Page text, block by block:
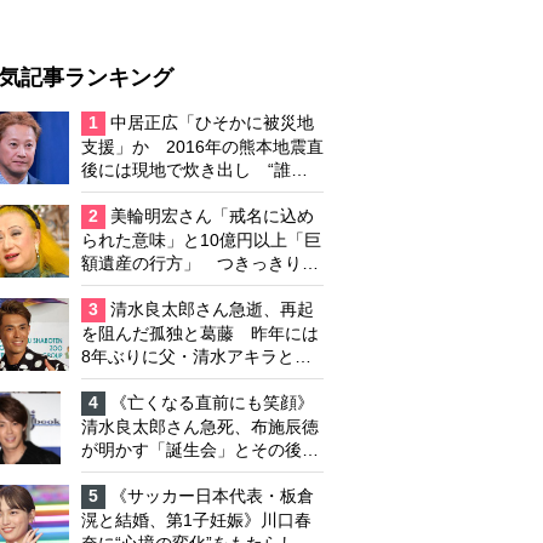
記事ランキング
1
中居正広「ひそかに被災地
支援」か 2016年の熊本地震直
後には現地で炊き出し “誰に
も知られなくて良い”と、むし
ろ強まる福祉活動への思い
2
美輪明宏さん「戒名に込め
られた意味」と10億円以上「巨
額遺産の行方」 つきっきりで
私生活をサポートしていた元俳
優が相続か
3
清水良太郎さん急逝、再起
を阻んだ孤独と葛藤 昨年には
8年ぶりに父・清水アキラと共
演、本格的な活動再開に向かっ
ていたが…周囲が懸念していた
「不安定なところ」
4
《亡くなる直前にも笑顔》
清水良太郎さん急死、布施辰徳
が明かす「誕生会」とその後の
メッセージ
5
《サッカー日本代表・板倉
滉と結婚、第1子妊娠》川口春